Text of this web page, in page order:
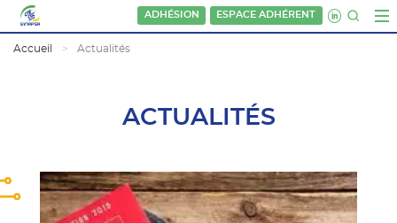
ADHÉSION ESPACE ADHÉRENT
Accueil Actualités
ACTUALITÉS